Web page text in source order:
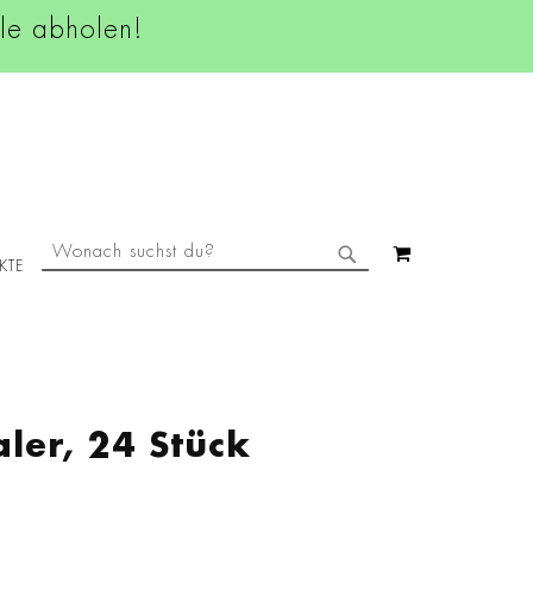
abholen!
SUCHE
24 Stück